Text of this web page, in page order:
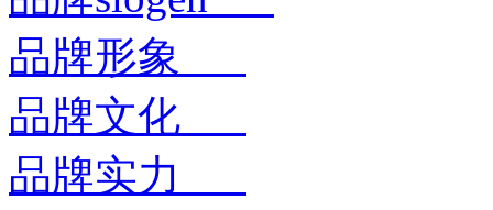
品牌形象
品牌文化
品牌实力